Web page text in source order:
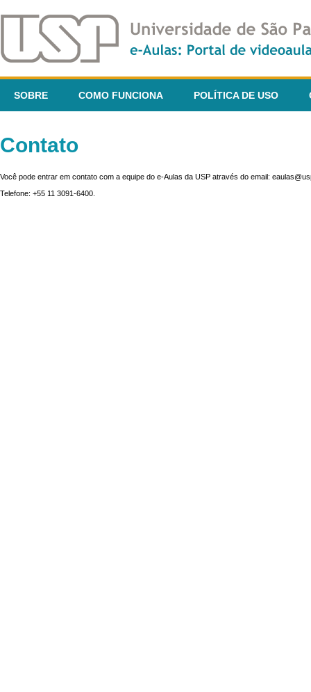
SOBRE COMO FUNCIONA POLÍTICA DE USO
Contato
Você pode entrar em contato com a equipe do e-Aulas da USP através do email:
Telefone: +55 11 3091-6400.